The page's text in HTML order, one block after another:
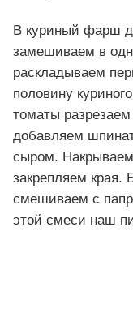
В куриный фарш
замешиваем в
раскладываем
половину
томаты
добавляем
сыром.
закрепляем края.
смешиваем с
этой смеси наш